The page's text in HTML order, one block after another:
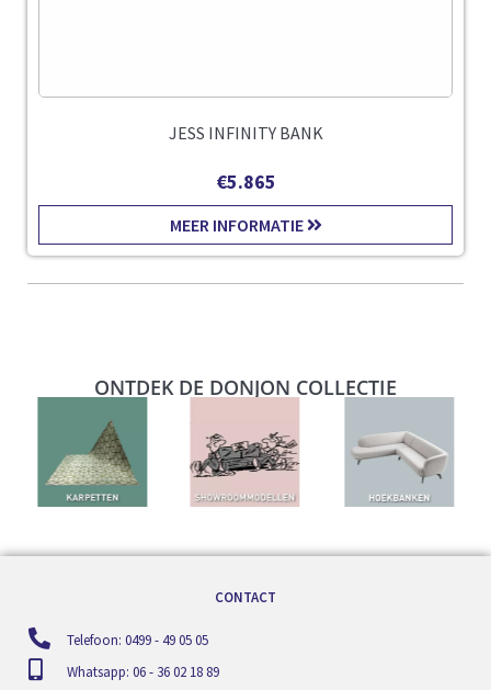
JESS INFINITY BANK
€5.865
MEER INFORMATIE
ONTDEK DE DONJON COLLECTIE
CONTACT
Telefoon: 0499 - 49 05 05
Whatsapp: 06 - 36 02 18 89